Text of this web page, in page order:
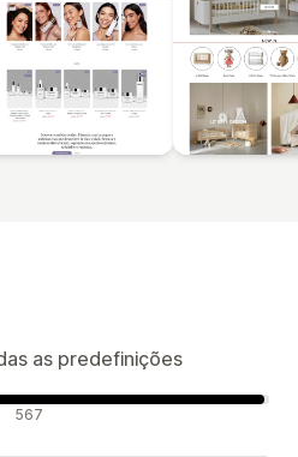
as predefinições
567